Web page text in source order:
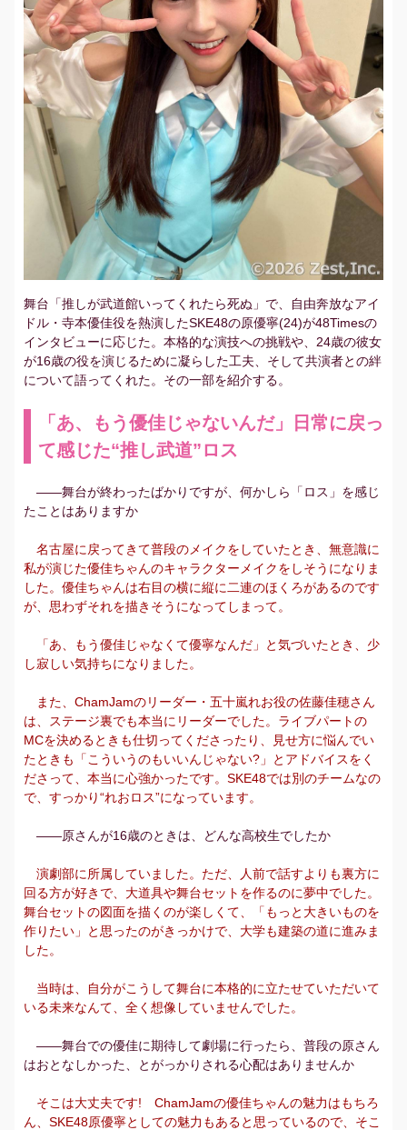
舞台「推しが武道館いってくれたら死ぬ」で、自由奔放なアイ
ドル・寺本優佳役を熱演したSKE48の原優寧(24)が48Timesの
インタビューに応じた。本格的な演技への挑戦や、24歳の彼女
が16歳の役を演じるために凝らした工夫、そして共演者との絆
について語ってくれた。その一部を紹介する。
「あ、もう優佳じゃないんだ」日常に戻っ
て感じた“推し武道”ロス
――舞台が終わったばかりですが、何かしら「ロス」を感じ
たことはありますか
名古屋に戻ってきて普段のメイクをしていたとき、無意識に
私が演じた優佳ちゃんのキャラクターメイクをしそうになりま
した。優佳ちゃんは右目の横に縦に二連のほくろがあるのです
が、思わずそれを描きそうになってしまって。
「あ、もう優佳じゃなくて優寧なんだ」と気づいたとき、少
し寂しい気持ちになりました。
また、ChamJamのリーダー・五十嵐れお役の佐藤佳穂さん
は、ステージ裏でも本当にリーダーでした。ライブパートの
MCを決めるときも仕切ってくださったり、見せ方に悩んでい
たときも「こういうのもいいんじゃない?」とアドバイスをく
ださって、本当に心強かったです。SKE48では別のチームなの
で、すっかり“れおロス”になっています。
――原さんが16歳のときは、どんな高校生でしたか
演劇部に所属していました。ただ、人前で話すよりも裏方に
回る方が好きで、大道具や舞台セットを作るのに夢中でした。
舞台セットの図面を描くのが楽しくて、「もっと大きいものを
作りたい」と思ったのがきっかけで、大学も建築の道に進みま
した。
当時は、自分がこうして舞台に本格的に立たせていただいて
いる未来なんて、全く想像していませんでした。
――舞台での優佳に期待して劇場に行ったら、普段の原さん
はおとなしかった、とがっかりされる心配はありませんか
そこは大丈夫です! ChamJamの優佳ちゃんの魅力はもちろ
ん、SKE48原優寧としての魅力もあると思っているので、そこ